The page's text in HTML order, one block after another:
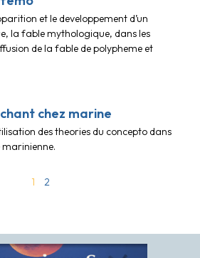
et le developpement d’un
la fable mythologique, dans les
de la fable de polypheme et
chez marine
des theories du concepto dans
marinienne.
1
2